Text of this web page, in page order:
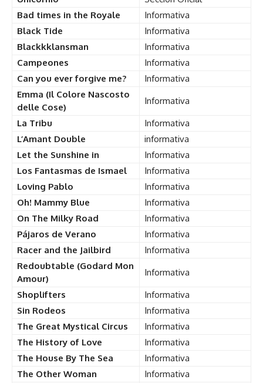
Bad times in the Royale
Informativa
Black Tide
Informativa
Blackkklansman
Informativa
Campeones
Informativa
Can you ever forgive me?
Informativa
Emma (Il Colore Nascosto
delle Cose)
Informativa
La Tribu
Informativa
L’Amant Double
informativa
Let the Sunshine in
Informativa
Los Fantasmas de Ismael
Informativa
Loving Pablo
Informativa
Oh! Mammy Blue
Informativa
On The Milky Road
Informativa
Pájaros de Verano
Informativa
Racer and the Jailbird
Informativa
Redoubtable (Godard Mon
Amour)
Informativa
Shoplifters
Informativa
Sin Rodeos
Informativa
The Great Mystical Circus
Informativa
The History of Love
Informativa
The House By The Sea
Informativa
The Other Woman
Informativa